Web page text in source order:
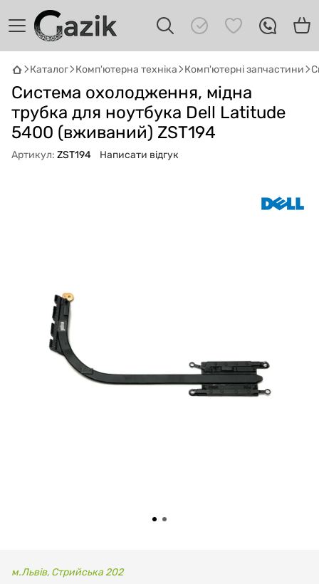
Каталог Комп'ютерна техніка Комп'ютерні запчастини
Система охолодження, мідна
трубка для ноутбука Dell Latitude
5400 (вживаний) ZST194
Артикул: ZST194 Написати відгук
м.Львів, Стрийська 202
Онлайн · пошук техніки
Привіт! 👋 Я Gazik AI — допоможу
Що шукаєш?